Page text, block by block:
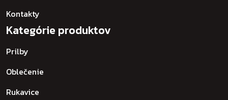
Kontakty
Kategórie produktov
Prilby
Oblečenie
Rukavice